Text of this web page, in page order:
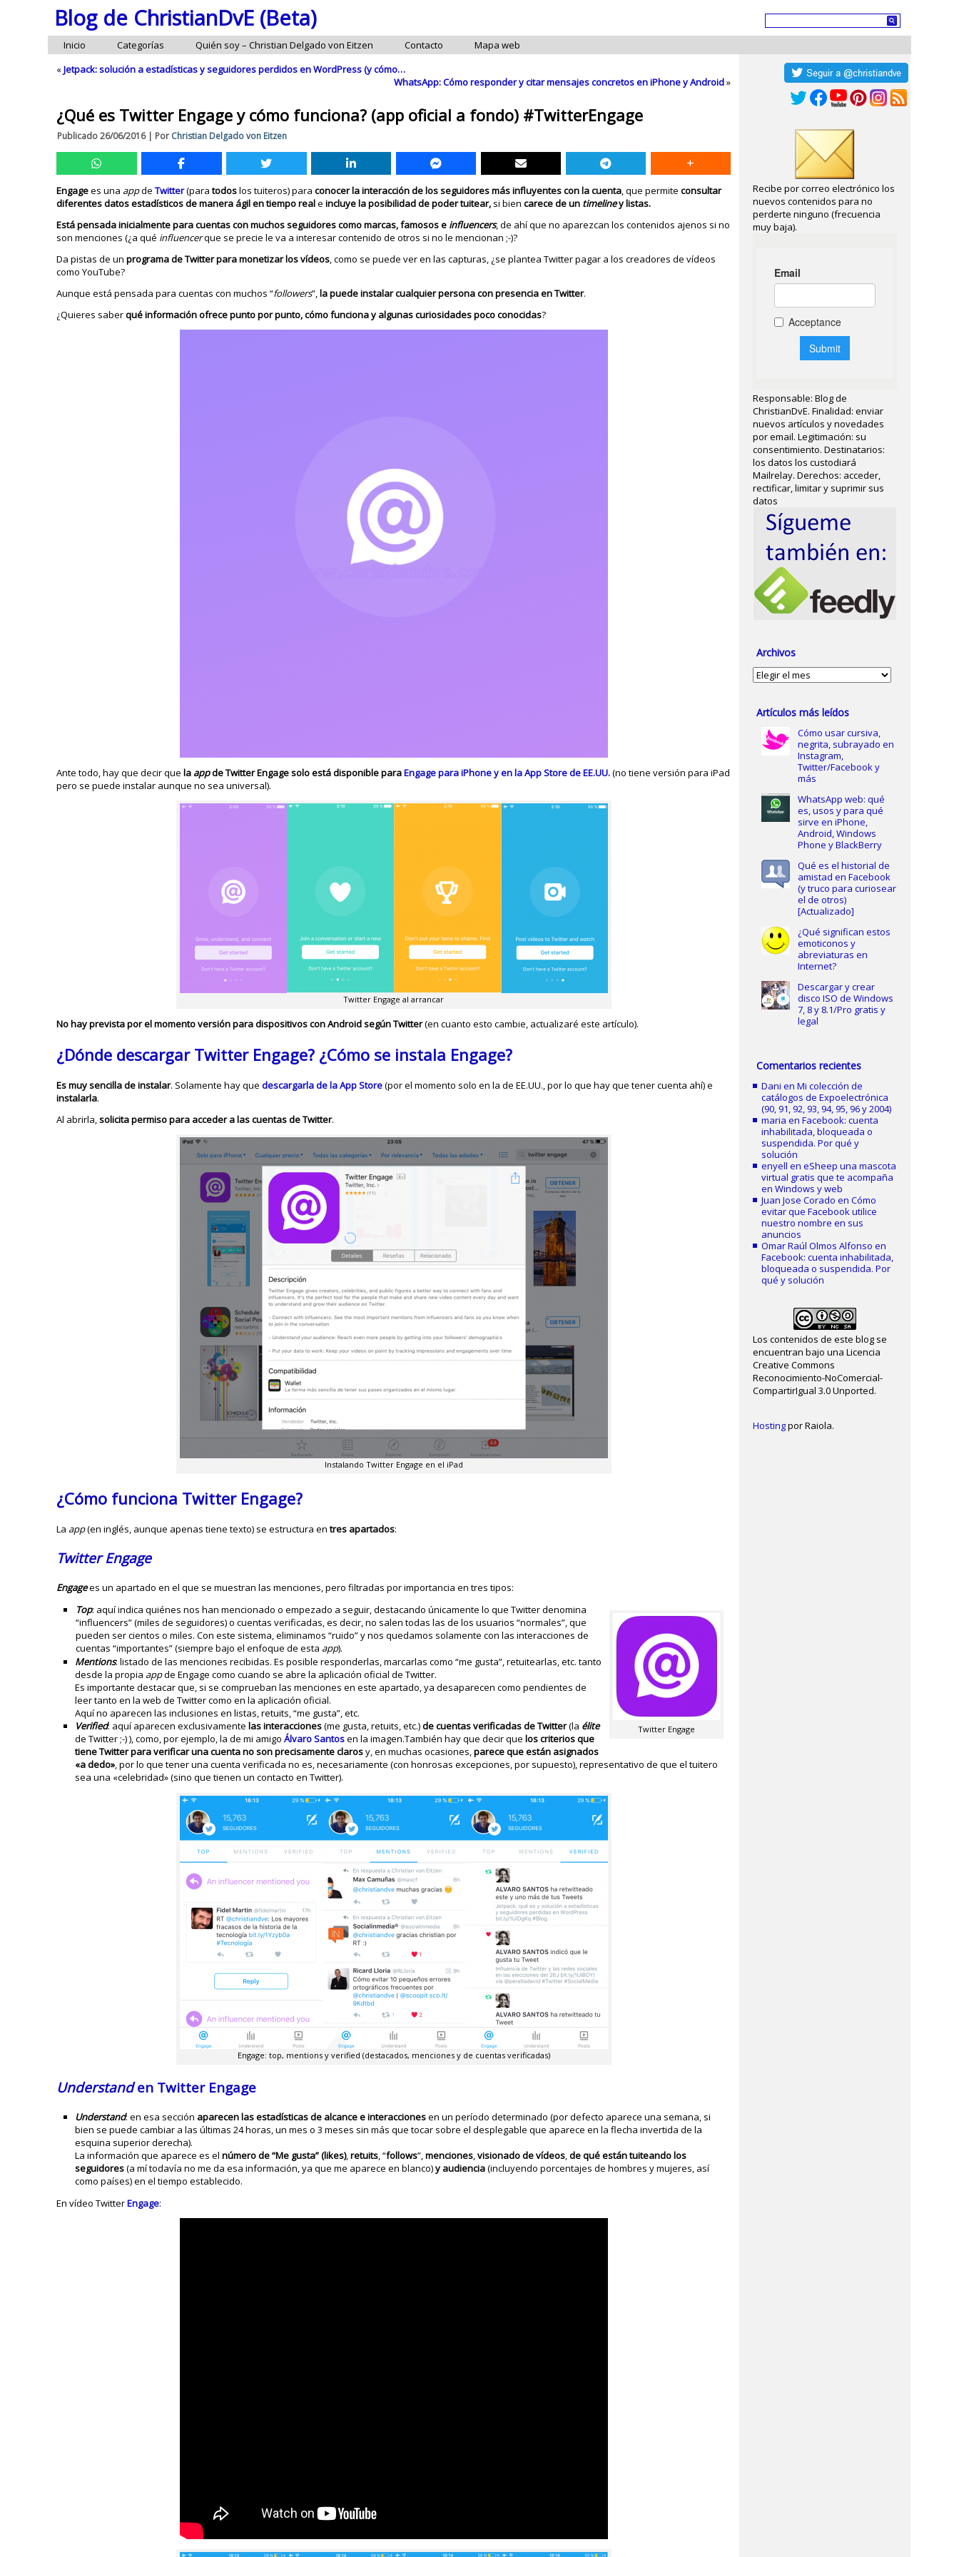
Blog de ChristianDvE (Beta)
Inicio Categorías Quién soy – Christian Delgado von Eitzen Contacto
Mapa web
«Jetpack: solución a estadísticas y seguidores perdidos en WordPress (y cómo…
WhatsApp: Cómo responder y citar mensajes concretos en iPhone y Android»
¿Qué es Twitter Engage y cómo funciona? (app oficial a fondo) #TwitterEngage
Publicado26/06/2016| Por Christian Delgado von Eitzen
Engagees una appdeTwitter(paratodoslos tuiteros) paraconocer la interacción de los seguidores más influyentes con la cuenta, que permiteconsultar
diferentes datos estadísticos de manera ágil en tiempo realeincluye la posibilidad de poder tuitear, si bien carece de un timeliney listas.
Está pensada inicialmente para cuentas con muchos seguidores como marcas, famosos e influencers, de ahí que no aparezcan los contenidos ajenos si no
son menciones (¿a qué influencerque se precie le va a interesar contenido de otros si no le mencionan ;-)?
Da pistas de unprograma de Twitter para monetizar los vídeos, como se puede ver en las capturas, ¿se plantea Twitter pagar a los creadores de vídeos
como YouTube?
Aunque está pensada para cuentas con muchos “followers”,la puede instalar cualquier persona con presencia en Twitter.
¿Quieres saberqué información ofrece punto por punto, cómo funciona y algunas curiosidades poco conocidas?
Ante todo, hay que decir quela appde Twitter Engage solo está disponible paraEngage para iPhone y en la App Store de EE.UU.(no tiene versión para iPad
pero se puede instalar aunque no sea universal).
Twitter Engage al arrancar
No hay prevista por el momento versión para dispositivos con Android según Twitter(en cuanto esto cambie, actualizaré este artículo).
¿Dónde descargar Twitter Engage? ¿Cómo se instala Engage?
Es muy sencilla de instalar. Solamente hay quedescargarla de la App Store(por el momento solo en la de EE.UU., por lo que hay que tener cuenta ahí) e
instalarla.
Al abrirla,solicita permiso para acceder a las cuentas de Twitter.
Instalando Twitter Engage en el iPad
¿Cómo funciona Twitter Engage?
La app(en inglés, aunque apenas tiene texto) se estructura entres apartados:
Twitter Engage
Engagees un apartado en el que se muestran las menciones, pero filtradas por importancia en tres tipos:
Twitter Engage
Top: aquí indica quiénes nos han mencionado o empezado a seguir, destacando únicamente lo que Twitter denomina
“influencers” (miles de seguidores) o cuentas verificadas, es decir, no salen todas las de los usuarios “normales”, que
pueden ser cientos o miles. Con este sistema, eliminamos “ruido” y nos quedamos solamente con las interacciones de
cuentas “importantes” (siempre bajo el enfoque de esta app).
Mentions: listado de las menciones recibidas. Es posible responderlas, marcarlas como “me gusta”, retuitearlas, etc. tanto
desde la propia appde Engage como cuando se abre la aplicación oficial de Twitter.
Es importante destacar que, si se comprueban las menciones en este apartado, ya desaparecen como pendientes de
leer tanto en la web de Twitter como en la aplicación oficial.
Aquí no aparecen las inclusiones en listas, retuits, “me gusta”, etc.
Verified: aquí aparecen exclusivamentelas interacciones(me gusta, retuits, etc.)de cuentas verificadas de Twitter(la élite
de Twitter ;-) ), como, por ejemplo, la de mi amigoÁlvaro Santosen la imagen.También hay que decir quelos criterios que
tiene Twitter para verificar una cuenta no son precisamente clarosy, en muchas ocasiones,parece que están asignados
«a dedo», por lo que tener una cuenta verificada no es, necesariamente (con honrosas excepciones, por supuesto), representativo de que el tuitero
sea una «celebridad» (sino que tienen un contacto en Twitter).
Engage: top, mentions y verified (destacados, menciones y de cuentas verificadas)
Understanden Twitter Engage
Understand: en esa sección aparecen las estadísticas de alcance e interaccionesen un período determinado (por defecto aparece una semana, si
bien se puede cambiar a las últimas 24 horas, un mes o 3 meses sin más que tocar sobre el desplegable que aparece en la flecha invertida de la
esquina superior derecha).
La información que aparece es elnúmero de “Me gusta” (likes),retuits, “follows”,menciones,visionadode vídeos,de qué están tuiteando los
seguidores(a mí todavía no me da esa información, ya que me aparece en blanco)y audiencia(incluyendo porcentajes de hombres y mujeres, así
como países) en el tiempo establecido.
En vídeo TwitterEngage:
Recibe por correo electrónico los
nuevos contenidos para no
perderte ninguno (frecuencia
muy baja).
Responsable: Blog de
ChristianDvE. Finalidad: enviar
nuevos artículos y novedades
por email. Legitimación: su
consentimiento. Destinatarios:
los datos los custodiará
Mailrelay. Derechos: acceder,
rectificar, limitar y suprimir sus
datos
Archivos
Archivos
Artículos más leídos
Cómo usar cursiva,
negrita, subrayado en
Instagram,
Twitter/Facebook y
más
WhatsApp web: qué
es, usos y para qué
sirve en iPhone,
Android, Windows
Phone y BlackBerry
Qué es el historial de
amistad en Facebook
(y truco para curiosear
el de otros)
[Actualizado]
¿Qué significan estos
emoticonos y
abreviaturas en
Internet?
Descargar y crear
disco ISO de Windows
7, 8 y 8.1/Pro gratis y
legal
Comentarios recientes
Dani enMi colección de
catálogos de Expoelectrónica
(90, 91, 92, 93, 94, 95, 96 y 2004)
maria enFacebook: cuenta
inhabilitada, bloqueada o
suspendida. Por qué y
solución
enyell eneSheep una mascota
virtual gratis que te acompaña
en Windows y web
Juan Jose Corado enCómo
evitar que Facebook utilice
nuestro nombre en sus
anuncios
Omar Raúl Olmos Alfonso en
Facebook: cuenta inhabilitada,
bloqueada o suspendida. Por
qué y solución
Los contenidos de este blog se
encuentran bajo una Licencia
Creative Commons
Reconocimiento-NoComercial-
CompartirIgual 3.0 Unported.
Hostingpor Raiola.